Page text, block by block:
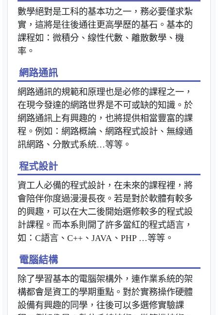
數學絕對是工科的基本功之一，務必要僅求紮
實，這將是往後通往更高學歷的基石。基本的
課程如：微積分、線性代數、離散數學、機
率。
網路通訊
網路通訊的規範和原理也是必修的課程之一，
在現今發達的網路世界是不可或缺的知識。於
網路通訊上有興趣的，也將提供相當豐富的課
程。例如：網路概論、網路程式設計、無線通
訊網路、分散式系統…等等。
程式設計
資工人必備的程式設計，在未來的課程裡，將
會陪伴你度過漫漫長夜。若是對於軟體有較多
的興趣，可以在大二後開始選修較多的程式設
計課程。而本系則開了許多當紅的程式語言，
如：C語言、C++、JAVA、PHP …等等。
電腦結構
除了學習基本的電腦架構外，連作業系統的架
構都會是資工的學期重點。對於實務操作硬體
設備有興趣的同學，往後可以多選修實驗課